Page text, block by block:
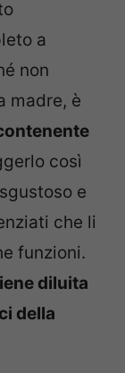
a
non
madre, è
così
e
che li
funzioni.
diluita
della